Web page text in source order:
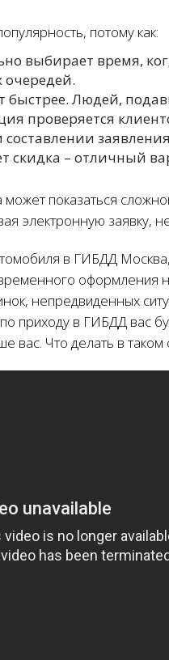
потому как:
выбирает время,
очередей.
быстрее. Людей,
проверяется
скидка – отличный
показаться
электронную заявку,
в ГИБДД
оформления
непредвиденных
приходу в ГИБДД вас
вас. Что делать в таком